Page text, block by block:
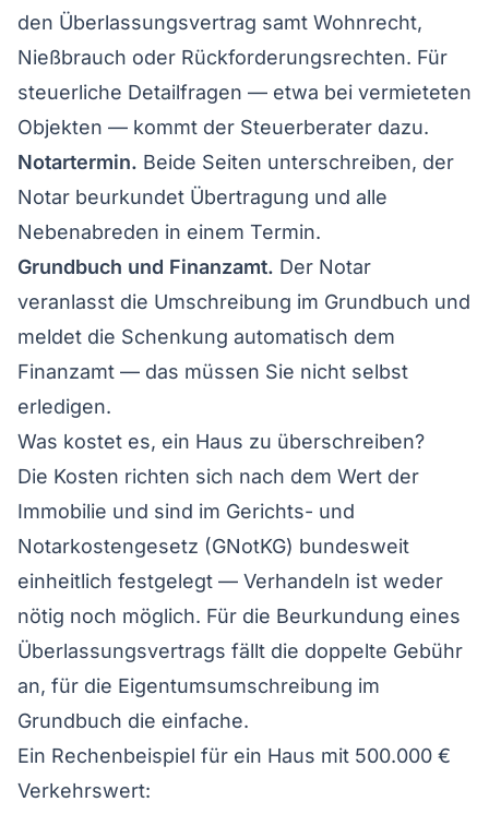
den Überlassungsvertrag samt Wohnrecht,
Nießbrauch oder Rückforderungsrechten. Für
steuerliche Detailfragen — etwa bei vermieteten
Objekten — kommt der Steuerberater dazu.
Notartermin. Beide Seiten unterschreiben, der
Notar beurkundet Übertragung und alle
Nebenabreden in einem Termin.
Grundbuch und Finanzamt. Der Notar
veranlasst die Umschreibung im Grundbuch und
meldet die Schenkung automatisch dem
Finanzamt — das müssen Sie nicht selbst
erledigen.
Was kostet es, ein Haus zu überschreiben?
Die Kosten richten sich nach dem Wert der
Immobilie und sind im Gerichts- und
Notarkostengesetz (GNotKG) bundesweit
einheitlich festgelegt — Verhandeln ist weder
nötig noch möglich. Für die Beurkundung eines
Überlassungsvertrags fällt die doppelte Gebühr
an, für die Eigentumsumschreibung im
Grundbuch die einfache.
Ein Rechenbeispiel für ein Haus mit 500.000 €
Verkehrswert: